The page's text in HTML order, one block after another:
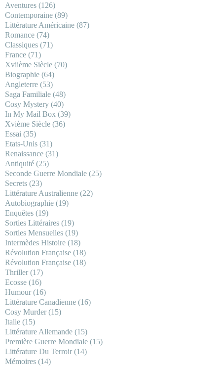
Aventures (126)
Contemporaine (89)
Littérature Américaine (87)
Romance (74)
Classiques (71)
France (71)
Xviième Siècle (70)
Biographie (64)
Angleterre (53)
Saga Familiale (48)
Cosy Mystery (40)
In My Mail Box (39)
Xvième Siècle (36)
Essai (35)
Etats-Unis (31)
Renaissance (31)
Antiquité (25)
Seconde Guerre Mondiale (25)
Secrets (23)
Littérature Australienne (22)
Autobiographie (19)
Enquêtes (19)
Sorties Littéraires (19)
Sorties Mensuelles (19)
Intermèdes Histoire (18)
Révolution Française (18)
Révolution Française (18)
Thriller(17)
Ecosse (16)
Humour(16)
Littérature Canadienne (16)
Cosy Murder(15)
Italie (15)
Littérature Allemande (15)
Première Guerre Mondiale (15)
Littérature Du Terroir(14)
Mémoires (14)